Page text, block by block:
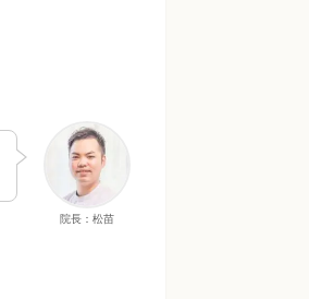
院長：松苗